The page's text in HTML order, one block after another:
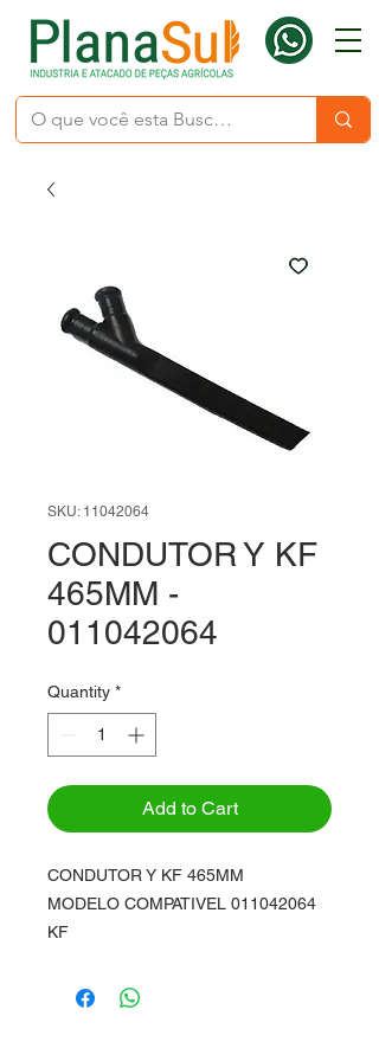
SKU: 11042064
CONDUTOR Y KF
465MM -
011042064
Quantity *
Add to Cart
CONDUTOR Y KF 465MM
MODELO COMPATIVEL 011042064
KF